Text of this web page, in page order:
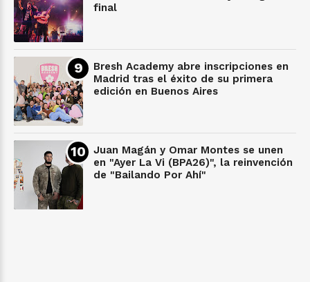
final
Bresh Academy abre inscripciones en
Madrid tras el éxito de su primera
edición en Buenos Aires
Juan Magán y Omar Montes se unen
en "Ayer La Vi (BPA26)", la reinvención
de "Bailando Por Ahí"